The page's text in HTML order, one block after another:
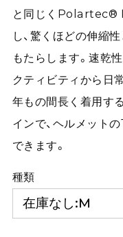
と同じく
し、驚くほどの伸縮
もたらします。速乾
クティビティから日
年もの間長く着用す
インで、ヘルメット
できます。
種類